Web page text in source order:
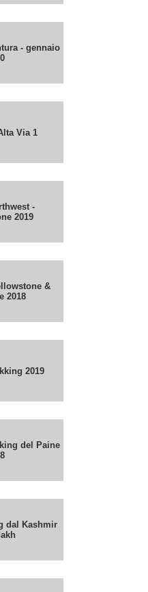
- gennaio
Via 1
-
2019
&
2018
2019
del Paine
dal Kashmir